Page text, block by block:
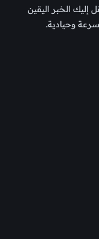
إليك الخبر اليقين
وحيادية.